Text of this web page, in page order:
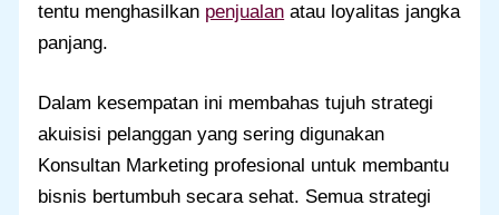
tentu menghasilkan penjualan atau loyalitas jangka
panjang.
Dalam kesempatan ini membahas tujuh strategi
akuisisi pelanggan yang sering digunakan
Konsultan Marketing profesional untuk membantu
bisnis bertumbuh secara sehat. Semua strategi